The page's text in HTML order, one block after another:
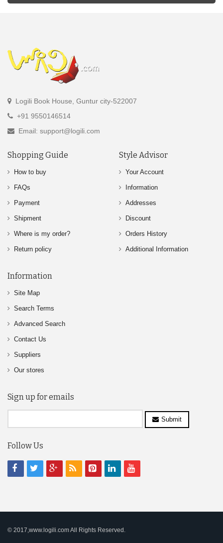
Logili Book House, Guntur city-522007
+91 9550146514
Email: support@logili.com
Shopping Guide
How to buy
FAQs
Payment
Shipment
Where is my order?
Return policy
Style Advisor
Your Account
Information
Addresses
Discount
Orders History
Additional Information
Information
Site Map
Search Terms
Advanced Search
Contact Us
Suppliers
Our stores
Sign up for emails
Submit
Follow Us
© 2017,www.logili.com All Rights Reserved.